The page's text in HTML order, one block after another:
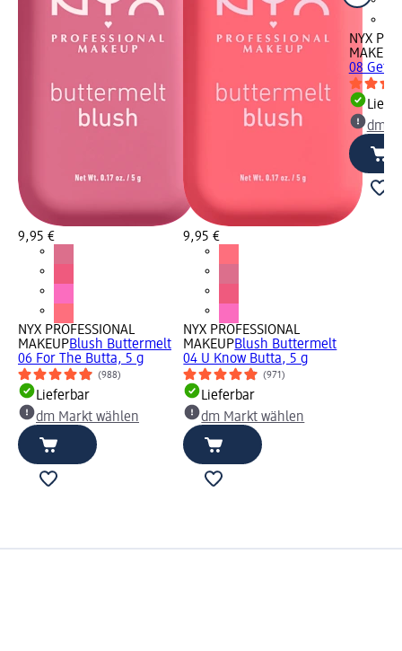
9,95 €
NYX PROFESSIONAL
MAKEUPBlush Buttermelt
06 For The Butta, 5 g
(988)
Lieferbar
dm Markt wählen
9,95 €
NYX PROFESSIONAL
MAKEUPBlush Buttermelt
04 U Know Butta, 5 g
(971)
Lieferbar
dm Markt wählen
NYX
MAKEUP
08
dm